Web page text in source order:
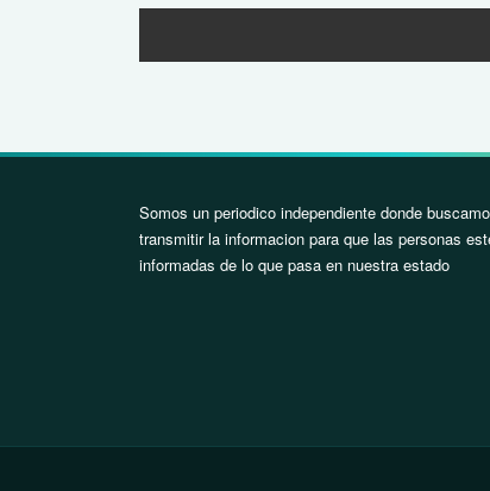
Somos un periodico independiente donde
transmitir la informacion para que las personas
informadas de lo que pasa en nuestra estado